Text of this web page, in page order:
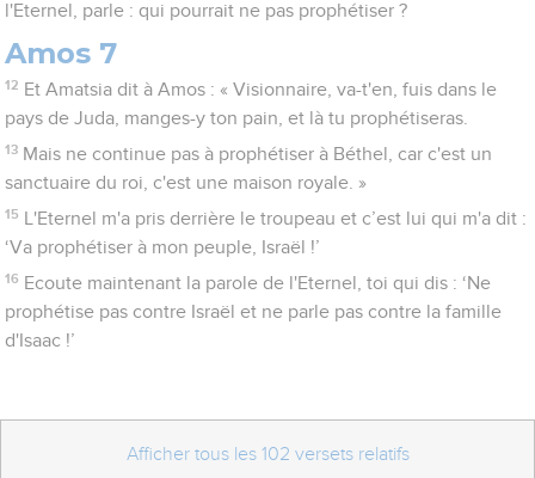
l'Eternel, parle : qui pourrait ne pas prophétiser ?
Amos 7
12 Et Amatsia dit à Amos : « Visionnaire, va-t'en, fuis dans le
pays de Juda, manges-y ton pain, et là tu prophétiseras.
13 Mais ne continue pas à prophétiser à Béthel, car c'est un
sanctuaire du roi, c'est une maison royale. »
15
L'Eternel m'a pris derrière le troupeau et c’est lui qui m'a dit :
‘Va prophétiser à mon peuple, Israël !’
16 Ecoute maintenant la parole de l'Eternel, toi qui dis : ‘Ne
prophétise pas contre Israël et ne parle pas contre la famille
d'Isaac !’
Afficher tous les 102 versets relatifs